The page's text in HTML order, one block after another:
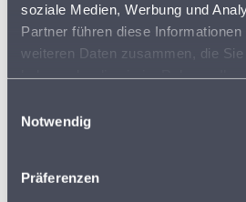
soziale Medien, Werbung und
Partner führen diese
weiteren Daten zusammen, die
Cookies, wenn Sie unsere
Notwendig
Präferenzen
Letzte Chance: Online-
31.12.2026 sichern
3. MÄRZ 2026
Energiedaten-Katalog jetzt